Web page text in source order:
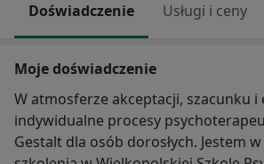
Doświadczenie Usługi i ceny
Moje doświadczenie
W atmosferze akceptacji, szacunku
indywidualne procesy
Gestalt dla osób dorosłych. Jestem